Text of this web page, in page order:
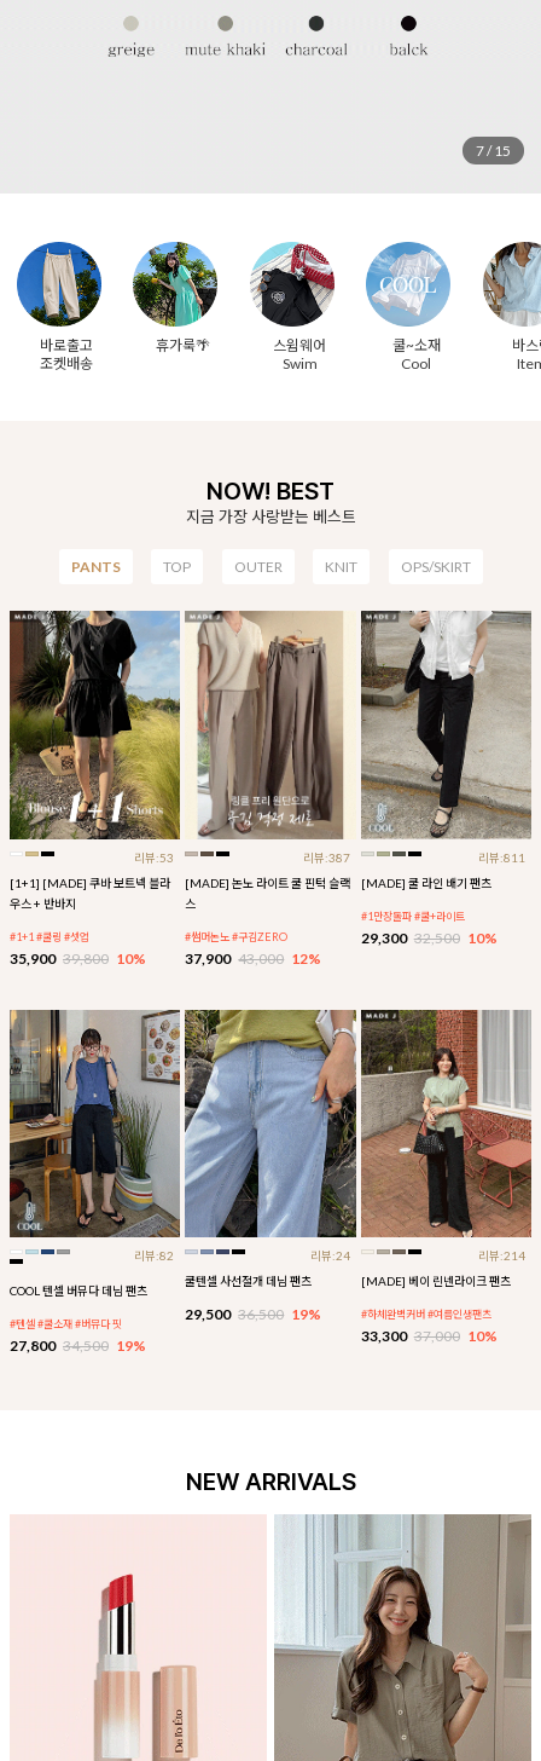
8/15
바로출고
조켓배송
휴가룩🌴
스윔웨어
Swim
쿨~소재
Cool
바
NOW! BEST
지금 가장 사랑받는 베스트
PANTS TOP OUTER KNIT OPS/SKIRT
리뷰:53
[1+1] [MADE] 쿠바 보트넥 블라
우스 + 반바지
#1+1 #쿨링 #셋업
35,900 39,800 10%
리뷰:387
[MADE] 논노 라이트 쿨 핀턱 슬랙
스
#썸머논노 #구김ZERO
37,900 43,000 12%
리뷰:811
[MADE] 쿨 라인 배기 팬츠
#1만장돌파 #쿨+라이트
29,300 32,500 10%
리뷰:82
COOL 텐셀 버뮤다 데님 팬츠
#텐셀 #쿨소재 #버뮤다 핏
27,800 34,500 19%
리뷰:24
쿨텐셀 사선절개 데님 팬츠
29,500 36,500 19%
리뷰:214
[MADE] 베이 린넨라이크 팬츠
#하체완벽커버 #여름인생팬츠
33,300 37,000 10%
NEW ARRIVALS